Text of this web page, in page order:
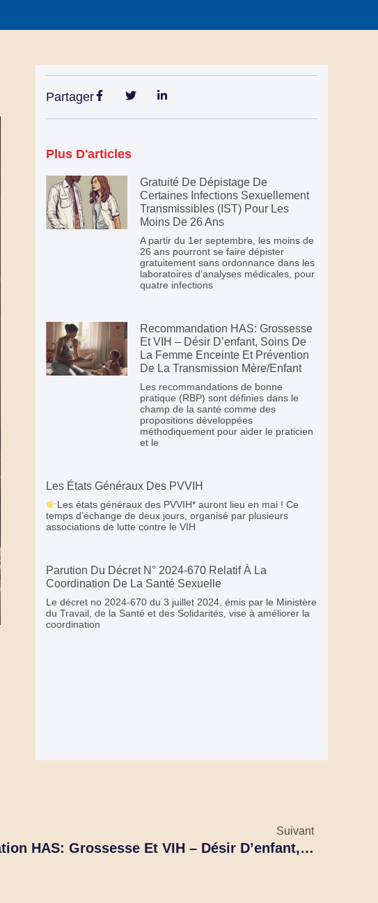
Partager
Plus D'articles
Gratuité De Dépistage De
Certaines Infections Sexuellement
Transmissibles (IST) Pour Les
Moins De 26 Ans
A partir du 1er septembre, les moins de
26 ans pourront se faire dépister
gratuitement sans ordonnance dans les
laboratoires d’analyses médicales, pour
quatre infections
Recommandation HAS: Grossesse
Et VIH – Désir D’enfant, Soins De
La Femme Enceinte Et Prévention
De La Transmission Mère/enfant
Les recommandations de bonne
pratique (RBP) sont définies dans le
champ de la santé comme des
propositions développées
méthodiquement pour aider le praticien
et le
Les États Généraux Des PVVIH
Les états généraux des PVVIH* auront lieu en mai ! Ce
temps d’échange de deux jours, organisé par plusieurs
associations de lutte contre le VIH
Parution Du Décret N° 2024-670 Relatif À La
Coordination De La Santé Sexuelle
Le décret no 2024-670 du 3 juillet 2024, émis par le Ministère
du Travail, de la Santé et des Solidarités, vise à améliorer la
coordination
Suivant
Recommandation HAS: Grossesse Et VIH – Désir D’enfant, Soins De La Femme Enceinte Et Prévention De La Transmission Mère/enfant